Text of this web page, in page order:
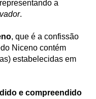
a
.
, que é a confissão
Niceno contém
estabelecidas em
e compreendido